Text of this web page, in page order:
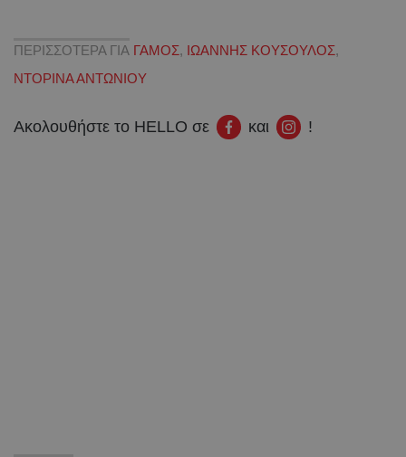
ΠΕΡΙΣΣΟΤΕΡΑ ΓΙΑ ΓΑΜΟΣ, ΙΩΑΝΝΗΣ ΚΟΥΣΟΥΛΟΣ,
ΝΤΟΡΙΝΑ ΑΝΤΩΝΙΟΥ
Ακολουθήστε το HELLO σε και !